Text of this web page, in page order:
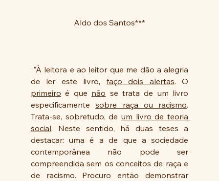
Aldo dos Santos***
de ler este livro, faço dois alertas
primeiro é que não se trata de um livro
especificamente sobre raça ou racismo.
Trata-se, sobretudo, de um livro de teoria
social. Neste sentido, há duas teses a
destacar: uma é a de que a sociedade
contemporânea não pode ser
compreendida sem os conceitos de raça e
de racismo. Procuro então demonstrar